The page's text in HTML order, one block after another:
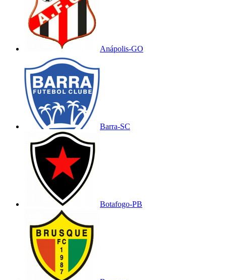
Anápolis-GO
Barra-SC
Botafogo-PB